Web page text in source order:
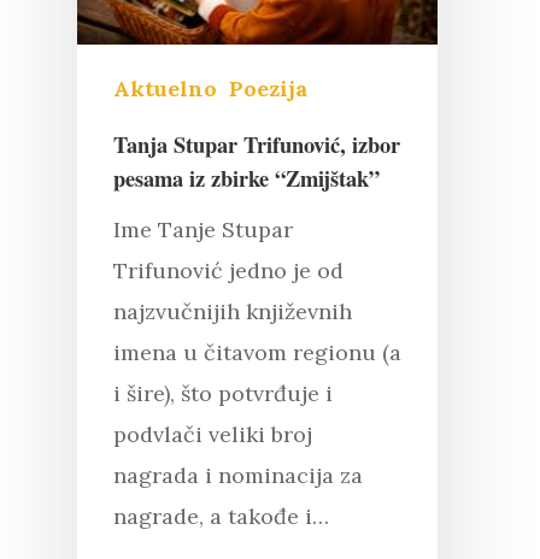
Aktuelno Poezija
Tanja Stupar Trifunović, izbor
pesama iz zbirke “Zmijštak”
Ime Tanje Stupar
Trifunović jedno je od
najzvučnijih književnih
imena u čitavom regionu (a
i šire), što potvrđuje i
podvlači veliki broj
nagrada i nominacija za
nagrade, a takođe i…